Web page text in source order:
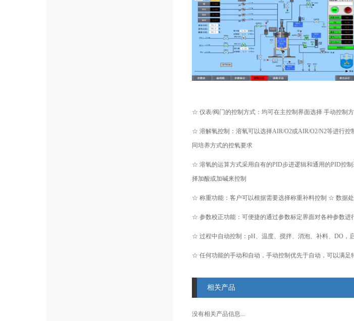
☆ 仪表/阀门的控制方式：均可在主控制界面选择 手动控制
☆ 溶解氧控制：溶氧可以选择AIR/O2或AIR/O2/N2等进行
同培养方式的控氧要求
☆ 溶氧的运算方式采用自有的PID步进逻辑和通用的PID控
择加酸或加碱来控制
☆ 称重功能：客户可以根据需要选择称重补料控制 ☆ 数据
☆ 参数校正功能：可便捷的通过参数标定界面对各种参数
☆ 过程中自动控制：pH、温度、搅拌、消泡、补料、DO，
☆ 任何功能的手动和自动，手动控制优先于自动，可以满
相关产品
没有相关产品信息...